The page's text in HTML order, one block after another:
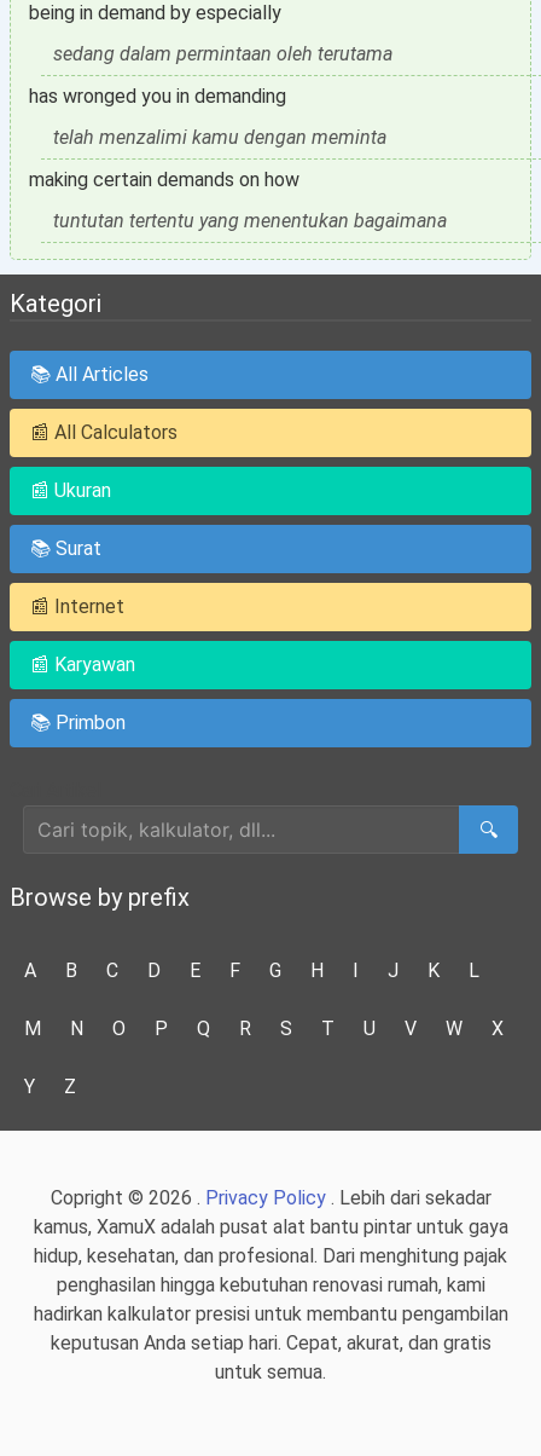
being in demand by especially
sedang dalam permintaan oleh terutama
has wronged you in demanding
telah menzalimi kamu dengan meminta
making certain demands on how
tuntutan tertentu yang menentukan bagaimana
Kategori
📚 All Articles
📰 All Calculators
📰 Ukuran
📚 Surat
📰 Internet
📰 Karyawan
📚 Primbon
🔍
Browse by prefix
A B C D E F G H I J K L
M N O P Q R S T U V W X
Y Z
Copright © 2026 . Privacy Policy. Lebih dari sekadar
kamus, XamuX adalah pusat alat bantu pintar untuk gaya
hidup, kesehatan, dan profesional. Dari menghitung pajak
penghasilan hingga kebutuhan renovasi rumah, kami
hadirkan kalkulator presisi untuk membantu pengambilan
keputusan Anda setiap hari. Cepat, akurat, dan gratis
untuk semua.